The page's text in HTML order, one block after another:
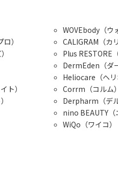
WOVEbody（ウ
）
CALIGRAM（カ
Plus RESTORE
DermEden（ダ
Heliocare（ヘリ
ト）
Corrm（コルム）
Derpharm（デ
nino BEAUTY（
WiQo（ワイコ）